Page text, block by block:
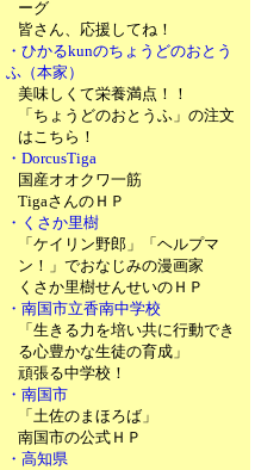
ーグ
皆さん、応援してね！
・ひかるkunのちょうどのおとう
ふ（本家）
美味しくて栄養満点！！
「ちょうどのおとうふ」の注文
はこちら！
・DorcusTiga
国産オオクワ一筋
TigaさんのＨＰ
・くさか里樹
「ケイリン野郎」「ヘルプマ
ン！」でおなじみの漫画家
くさか里樹せんせいのＨＰ
・南国市立香南中学校
「生きる力を培い共に行動でき
る心豊かな生徒の育成」
頑張る中学校！
・南国市
「土佐のまほろば」
南国市の公式ＨＰ
・高知県